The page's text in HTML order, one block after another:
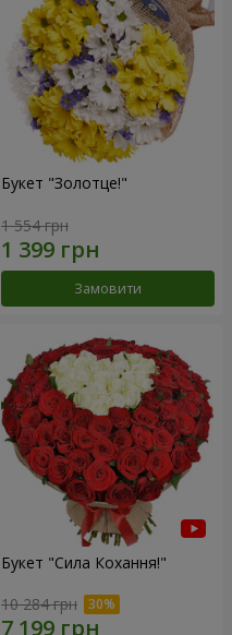
Букет "Золотце!"
1 554 грн
Замовити
Букет "Сила Кохання!"
10 284 грн